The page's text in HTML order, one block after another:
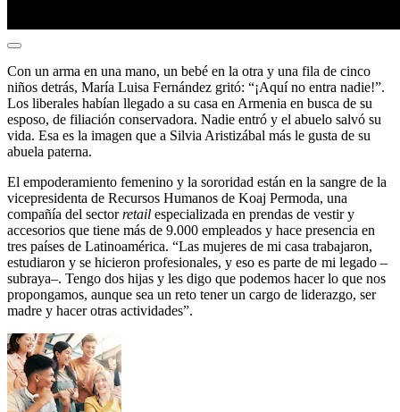
Con un arma en una mano, un bebé en la otra y una fila de cinco
niños detrás, María Luisa Fernández gritó: “¡Aquí no entra nadie!”.
Los liberales habían llegado a su casa en Armenia en busca de su
esposo, de filiación conservadora. Nadie entró y el abuelo salvó su
vida. Esa es la imagen que a Silvia Aristizábal más le gusta de su
abuela paterna.
El empoderamiento femenino y la sororidad están en la sangre de la
vicepresidenta de Recursos Humanos de Koaj Permoda, una
compañía del sectorretail especializada en prendas de vestir y
accesorios que tiene más de 9.000 empleados y hace presencia en
tres países de Latinoamérica. “Las mujeres de mi casa trabajaron,
estudiaron y se hicieron profesionales, y eso es parte de mi legado –
subraya–. Tengo dos hijas y les digo que podemos hacer lo que nos
propongamos, aunque sea un reto tener un cargo de liderazgo, ser
madre y hacer otras actividades”.